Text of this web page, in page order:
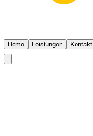
Home Leistungen Kontakt